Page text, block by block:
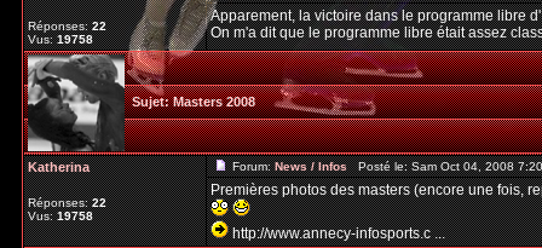
Réponses:22
Vus:19758
Apparement, la victoire dans le programme libre
On m'a dit que le programme libre était assez
Sujet:Masters 2008
Katherina
Réponses:22
Vus:19758
Forum:News / InfosPosté le: Sam Oct 04, 2008
Premières photos des masters (encore une fois,
http://www.annecy-infosports.c ...